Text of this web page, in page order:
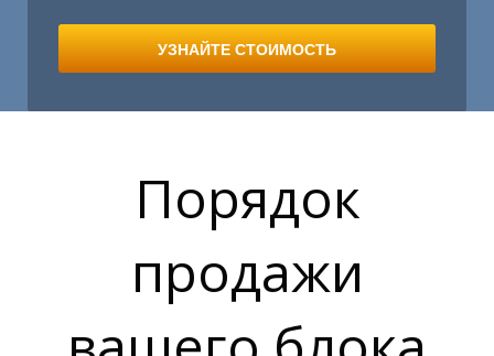
УЗНАЙТЕ СТОИМОСТЬ
Порядок
продажи